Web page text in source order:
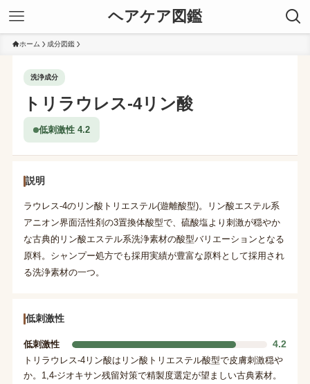
ヘアケア図鑑
ホーム 成分図鑑
洗浄成分
トリラウレス-4リン酸
低刺激性 4.2
説明
ラウレス-4のリン酸トリエステル(遊離酸型)。リン酸エステル系
アニオン界面活性剤の3置換体酸型で、硫酸塩より刺激が穏やか
な古典的リン酸エステル系洗浄素材の酸型バリエーションとなる
原料。シャンプー処方でも採用実績が豊富な原料として採用され
る洗浄素材の一つ。
低刺激性
低刺激性 4.2
トリラウレス-4リン酸はリン酸トリエステル酸型で皮膚刺激穏や
か。1,4-ジオキサン残留対策で精製度選定が望ましい古典素材。